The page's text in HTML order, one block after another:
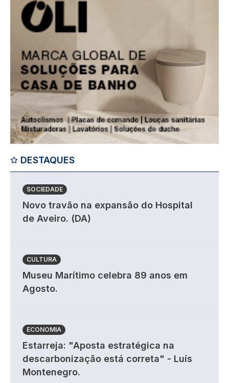
DESTAQUES
SOCIEDADE
Novo travão na expansão do Hospital
de Aveiro. (DA)
CULTURA
Museu Marítimo celebra 89 anos em
Agosto.
ECONOMIA
Estarreja: "Aposta estratégica na
descarbonização está correta" - Luís
Montenegro.